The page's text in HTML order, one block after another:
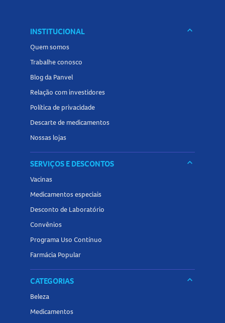
INSTITUCIONAL keyboard_arrow_down
Quem somos
Trabalhe conosco
Blog da Panvel
Relação com investidores
Política de privacidade
Descarte de medicamentos
Nossas lojas
SERVIÇOS E DESCONTOS keyboard_arrow_down
Vacinas
Medicamentos especiais
Desconto de Laboratório
Convênios
Programa Uso Contínuo
Farmácia Popular
CATEGORIAS keyboard_arrow_down
Beleza
Medicamentos